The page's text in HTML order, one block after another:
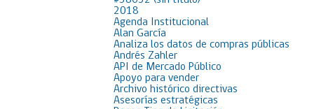
2018
Agenda Institucional
Alan García
Analiza los datos de compras públicas
Andrés Zahler
API de Mercado Público
Apoyo para vender
Archivo histórico directivas
Asesorías estratégicas